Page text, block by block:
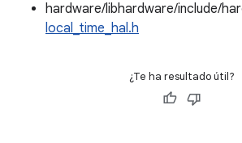
hardware/libhardware/include/
local_time_hal.h
¿Te ha resultado útil?